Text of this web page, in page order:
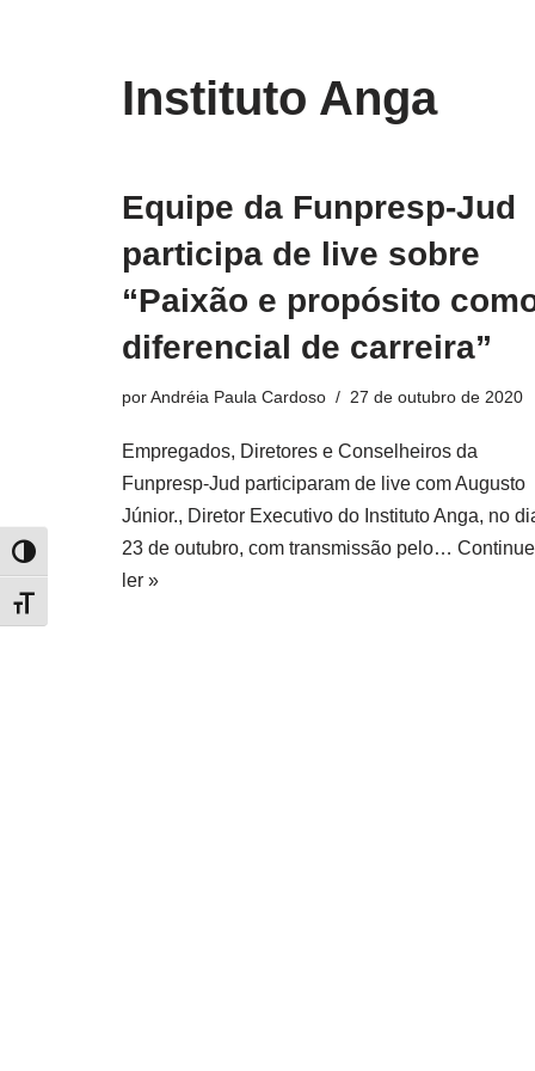
Alternar alto contraste
Alternar tamanho da fonte
Instituto Anga
Equipe da Funpresp-Jud
participa de live sobre
“Paixão e propósito
diferencial de carreira”
porAndréia Paula Cardoso 27 de outubro de 2020
Empregados, Diretores e Conselheiros da
Funpresp-Jud participaram de live com Augusto
Júnior., Diretor Executivo do Instituto Anga, no
23 de outubro, com transmissão pelo…
ler »